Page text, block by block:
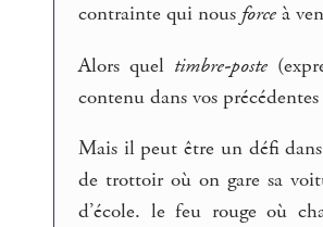
contrainte qui nousforce à
Alors quel timbre-poste
contenu dans vos
Mais il peut être un défi
de trottoir où on gare sa
d’école. le feu rouge où